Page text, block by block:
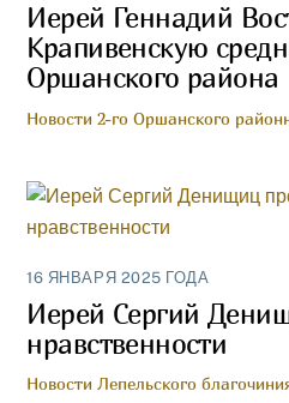
Иерей Геннадий
Крапивенскую
Оршанского района
Новости 2-го Оршанского
16 ЯНВАРЯ 2025 ГОДА
Иерей Сергий
нравственности
Новости Лепельского